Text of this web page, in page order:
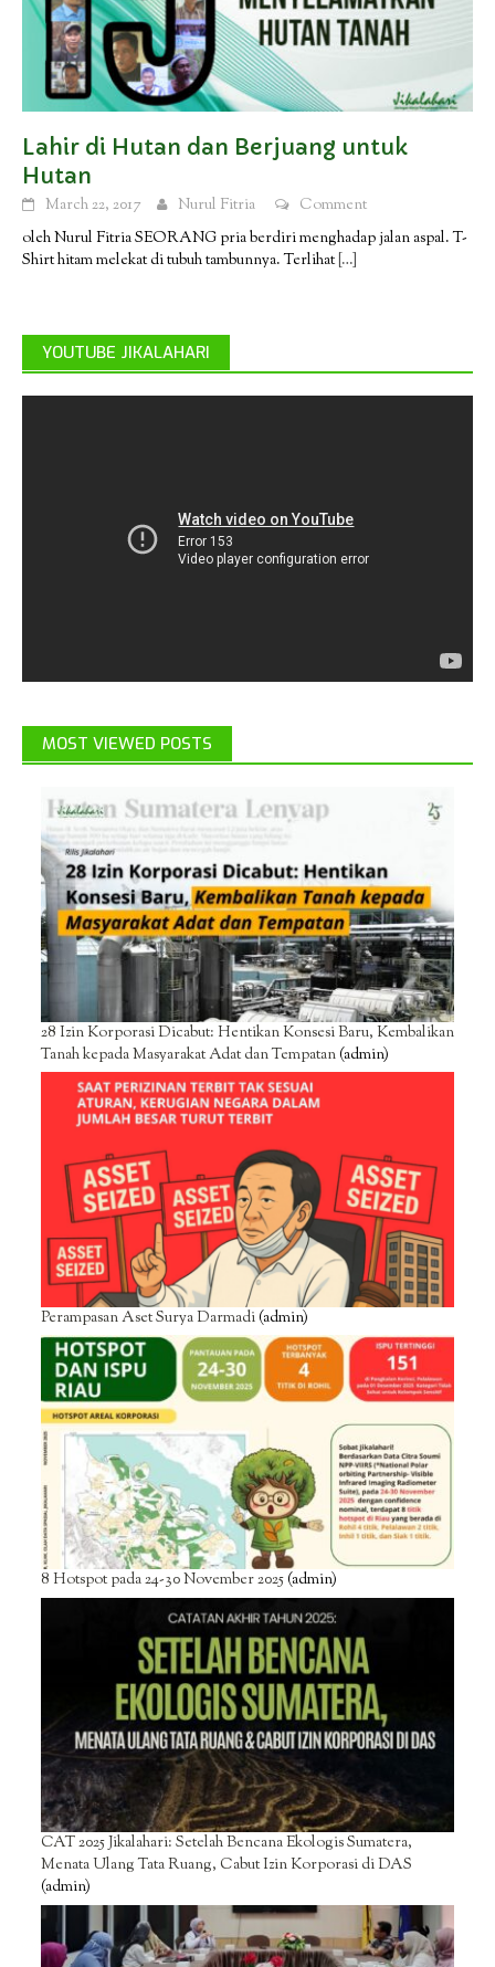
Lahir di Hutan dan Berjuang untuk
Hutan
March 22, 2017 Nurul Fitria
Comment
oleh Nurul Fitria SEORANG pria berdiri menghadap jalan aspal. T-
Shirt hitam melekat di tubuh tambunnya. Terlihat[…]
YOUTUBE JIKALAHARI
MOST VIEWED POSTS
28 Izin Korporasi Dicabut: Hentikan Konsesi Baru, Kembalikan
Tanah kepada Masyarakat Adat dan Tempatan(admin)
Perampasan Aset Surya Darmadi(admin)
8 Hotspot pada 24-30 November 2025(admin)
CAT 2025 Jikalahari: Setelah Bencana Ekologis Sumatera,
Menata Ulang Tata Ruang, Cabut Izin Korporasi di DAS
(admin)